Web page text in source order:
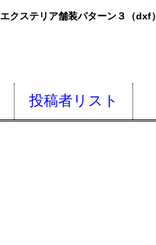
エクステリア舗装パターン３（dxf）
投稿者リスト